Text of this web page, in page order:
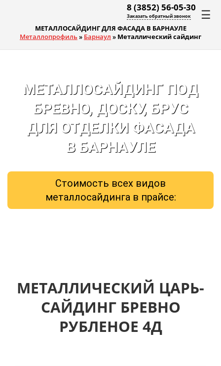
МЕТАЛЛОСАЙДИНГ ДЛЯ ФАСАДА В БАРНАУЛЕ
Металлопрофиль» Барнаул » Металлический сайдинг
8 (3852) 56-05-30
Заказать обратный звонок ☰
МЕТАЛЛОСАЙДИНГ ПОД
БРЕВНО, ДОСКУ, БРУС
ДЛЯ ОТДЕЛКИ ФАСАДА
В БАРНАУЛЕ
Стоимость всех видов
металлосайдинга в прайсе:
МЕТАЛЛИЧЕСКИЙ ЦАРЬ-
САЙДИНГ БРЕВНО
РУБЛЕНОЕ 4Д